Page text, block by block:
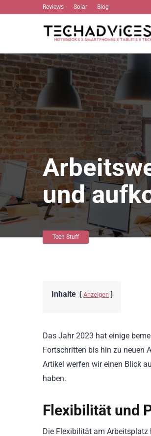
Reviews Solar Blog
und
Tech Stuff
Inhalte Anzeigen
Das Jahr 2023 hat einige
Fortschritten bis hin zu neuen
Artikel werfen wir einen Blick
haben.
Flexibilität und
Die Flexibilität am